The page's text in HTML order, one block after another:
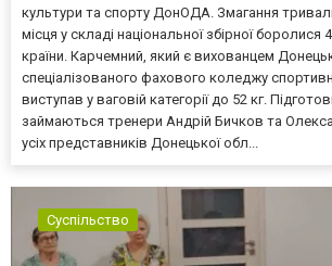
культури та спорту ДонОДА. Змагання
місця у складі національної збірної боролися
країни. Карчемний, який є вихованцем
спеціалізованого фахового коледжу
виступав у ваговій категорії до 52 кг.
займаються тренери Андрій Бичков та
усіх представників Донецької обл...
Суспільство